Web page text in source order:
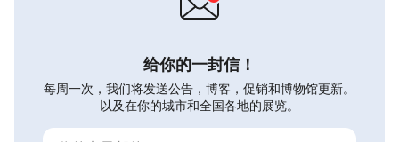
给你的一封信！
每周一次，我们将发送公告，博客，促销和博物馆更新。
以及在你的城市和全国各地的展览。